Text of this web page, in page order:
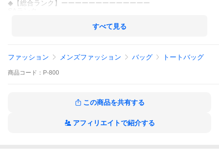
◆【総合ランク】ーーーーーーーーーーーーー
◆【型番・シリアル等】ーーーーーーーーーー
【素材】レザー（本革）
ー
下へスクロールして詳しい商品説明をご確認ください
※※※※※※※※※※※※※※※※※※※※※※※※
すべて見る
ファッション メンズファッション バッグ トートバッグ
商品 コード： P-800
この商品を共有する
アフィリエイトで紹介する